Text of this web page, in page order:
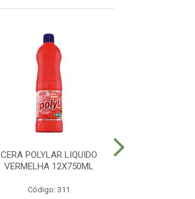
CERA POLYLAR LIQUIDO
VERMELHA 12X750ML
Código: 311